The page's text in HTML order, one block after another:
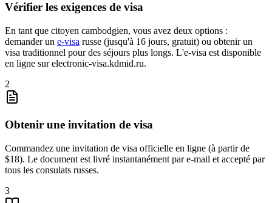
Vérifier les exigences de visa
En tant que citoyen cambodgien, vous avez deux options :
demander un e-visa russe (jusqu'à 16 jours, gratuit) ou obtenir un
visa traditionnel pour des séjours plus longs. L'e-visa est disponible
en ligne sur electronic-visa.kdmid.ru.
2
Obtenir une invitation de visa
Commandez une invitation de visa officielle en ligne (à partir de
$18). Le document est livré instantanément par e-mail et accepté par
tous les consulats russes.
3